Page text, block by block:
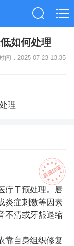
如何处理
间：2025-07-23 13:35
理
疗干预处理。唇
炎症刺激等因素
不清或牙龈退缩
靠自身组织修复